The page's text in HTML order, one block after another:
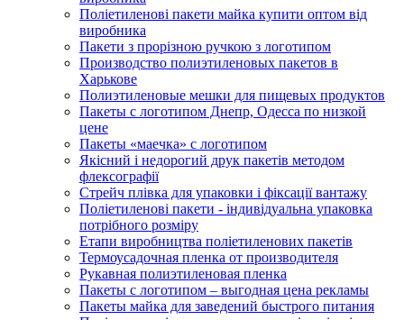
Поліетиленові пакети майка купити оптом від
виробника
Пакети з прорізною ручкою з логотипом
Производство полиэтиленовых пакетов в
Харькове
Полиэтиленовые мешки для пищевых продуктов
Пакеты с логотипом Днепр, Одесса по низкой
цене
Пакеты «маечка» с логотипом
Якісний і недорогий друк пакетів методом
флексографії
Стрейч плівка для упаковки і фіксації вантажу
Поліетиленові пакети - індивідуальна упаковка
потрібного розміру
Етапи виробництва поліетиленових пакетів
Термоусадочная пленка от производителя
Рукавная полиэтиленовая пленка
Пакеты с логотипом – выгодная цена рекламы
Пакеты майка для заведений быстрого питания